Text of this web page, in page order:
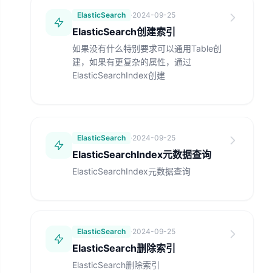
ElasticSearch ·2024-09-25
ElasticSearch创建索引
如果没有什么特别要求可以通用Table创
建，如果有更复杂的属性，通过
ElasticSearchIndex创建
ElasticSearch ·2024-09-25
ElasticSearchIndex元数据查询
ElasticSearchIndex元数据查询
ElasticSearch ·2024-09-25
ElasticSearch删除索引
ElasticSearch删除索引